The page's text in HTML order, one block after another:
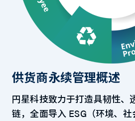
供货商永续管理概述
円星科技致力于打造具韧性、
链，全面导入 ESG（环境、